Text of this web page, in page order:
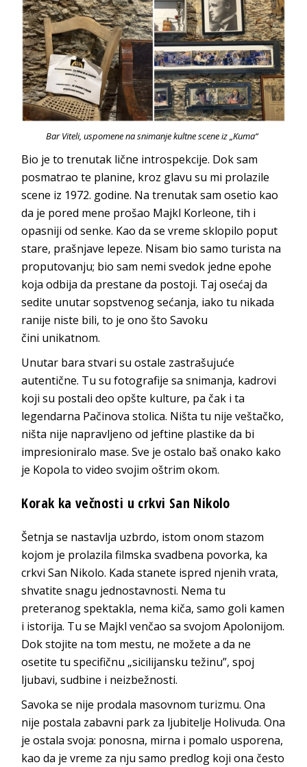
Bar Viteli, uspomene na snimanje kultne scene iz „Kuma“
Bio je to trenutak lične introspekcije. Dok sam
posmatrao te planine, kroz glavu su mi prolazile
scene iz 1972. godine. Na trenutak sam osetio kao
da je pored mene prošao Majkl Korleone, tih i
opasniji od senke. Kao da se vreme sklopilo poput
stare, prašnjave lepeze. Nisam bio samo turista na
proputovanju; bio sam nemi svedok jedne epohe
koja odbija da prestane da postoji. Taj osećaj da
sedite unutar sopstvenog sećanja, iako tu nikada
ranije niste bili, to je ono što Savoku
čini unikatnom.
Unutar bara stvari su ostale zastrašujuće
autentične. Tu su fotografije sa snimanja, kadrovi
koji su postali deo opšte kulture, pa čak i ta
legendarna Pačinova stolica. Ništa tu nije veštačko,
ništa nije napravljeno od jeftine plastike da bi
impresioniralo mase. Sve je ostalo baš onako kako
je Kopola to video svojim oštrim okom.
Korak ka večnosti u crkvi San Nikolo
Šetnja se nastavlja uzbrdo, istom onom stazom
kojom je prolazila filmska svadbena povorka, ka
crkvi San Nikolo. Kada stanete ispred njenih vrata,
shvatite snagu jednostavnosti. Nema tu
preteranog spektakla, nema kiča, samo goli kamen
i istorija. Tu se Majkl venčao sa svojom Apolonijom.
Dok stojite na tom mestu, ne možete a da ne
osetite tu specifičnu „sicilijansku težinu”, spoj
ljubavi, sudbine i neizbežnosti.
Savoka se nije prodala masovnom turizmu. Ona
nije postala zabavni park za ljubitelje Holivuda. Ona
je ostala svoja: ponosna, mirna i pomalo usporena,
kao da je vreme za nju samo predlog koji ona često